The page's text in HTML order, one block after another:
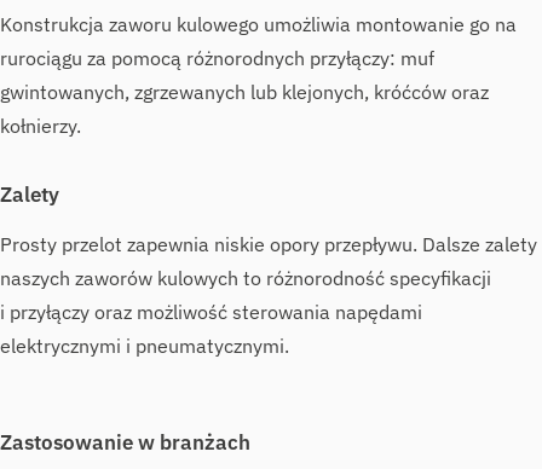
Konstrukcja zaworu kulowego umożliwia montowanie go na
rurociągu za pomocą różnorodnych przyłączy: muf
gwintowanych, zgrzewanych lub klejonych, króćców oraz
kołnierzy.
Zalety
Prosty przelot zapewnia niskie opory przepływu. Dalsze zalety
naszych zaworów kulowych to różnorodność specyfikacji
i przyłączy oraz możliwość sterowania napędami
elektrycznymi i pneumatycznymi.
Zastosowanie w branżach